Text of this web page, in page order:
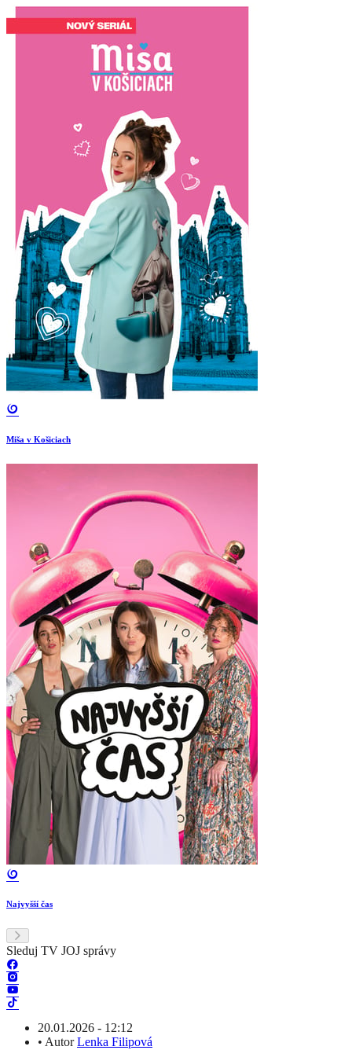
Miša v Košiciach
Najvyšší čas
Sleduj TV JOJ správy
20.01.2026 - 12:12
• AutorLenka Filipová